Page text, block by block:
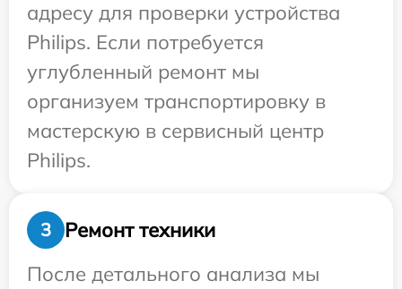
адресу для проверки устройства
Philips. Если потребуется
углубленный ремонт мы
организуем транспортировку в
мастерскую в сервисный центр
Philips.
3
Ремонт техники
После детального анализа мы